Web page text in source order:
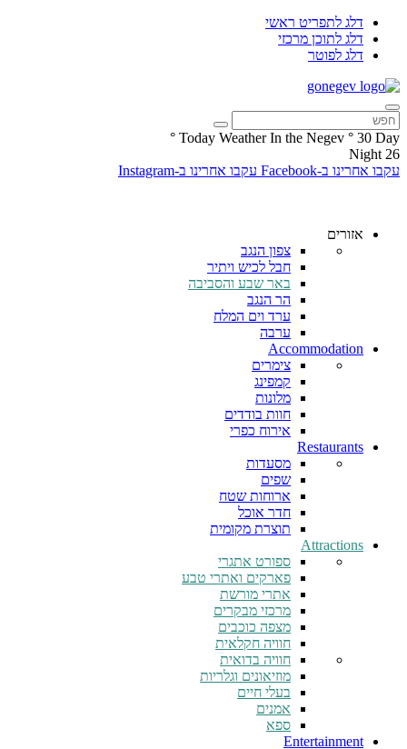
דלג לתפריט ראשי
דלג לתוכן מרכזי
דלג לפוטר
Today Weather In the Negev ° 30 Day
°
26
Night
עקבו אחרינו ב-Facebook
עקבו אחרינו ב-Instagram
אזורים
צפון הנגב
חבל לכיש ויתיר
באר שבע והסביבה
הר הנגב
ערד וים המלח
ערבה
Accommodation
צימרים
קמפינג
מלונות
חוות בודדים
אירוח כפרי
Restaurants
מסעדות
שפים
ארוחות שטח
חדר אוכל
תוצרת מקומית
Attractions
ספורט אתגרי
פארקים ואתרי טבע
אתרי מורשת
מרכזי מבקרים
מצפה כוכבים
חוויה חקלאית
חוויה בדואית
מוזיאונים וגלריות
בעלי חיים
אמנים
ספא
Entertainment